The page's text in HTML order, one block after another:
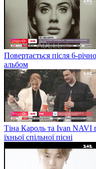
Повертається після 6-
альбом
Тіна Кароль та Ivan NAVI
їхньої спільної пісні